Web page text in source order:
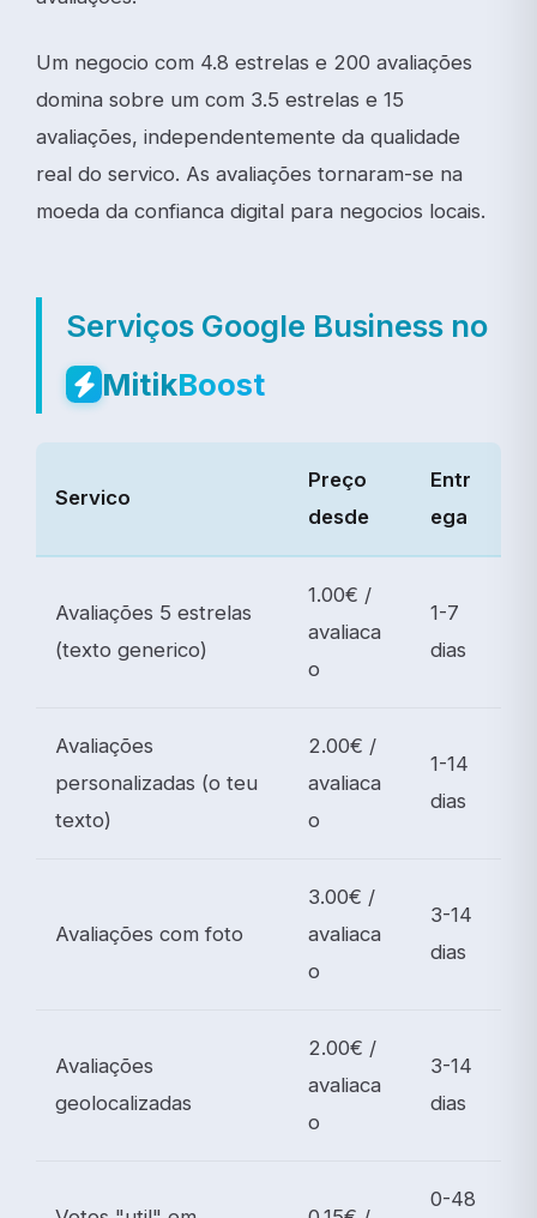
Um negocio com 4.8 estrelas e 200 avaliações
domina sobre um com 3.5 estrelas e 15
avaliações, independentemente da qualidade
real do servico. As avaliações tornaram-se na
moeda da confianca digital para negocios locais.
Serviços Google Business no
MitikBoost
Servico
Preço
desde
Entr
ega
Avaliações 5 estrelas
(texto generico)
1.00€ /
avaliaca
o
1-7
dias
Avaliações
personalizadas (o teu
texto)
2.00€ /
avaliaca
o
1-14
dias
Avaliações com foto
3.00€ /
avaliaca
o
3-14
dias
Avaliações
geolocalizadas
2.00€ /
avaliaca
o
3-14
dias
0-48